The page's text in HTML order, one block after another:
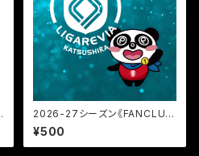
2026-27シーズン《FANCLU
B》KIDS会員（小学生以下）
¥500